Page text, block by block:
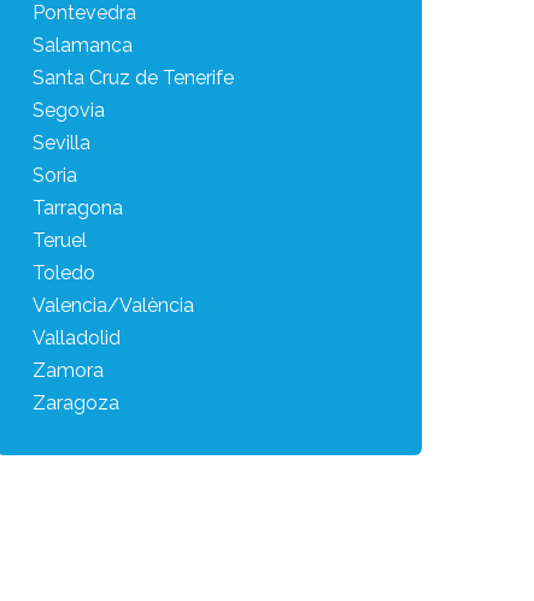
Pontevedra
Salamanca
Santa Cruz de Tenerife
Segovia
Sevilla
Soria
Tarragona
Teruel
Toledo
Valencia/València
Valladolid
Zamora
Zaragoza